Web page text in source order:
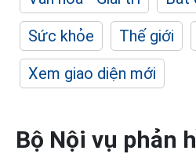
Sức khỏe
Thế giới
Xem giao diện mới
Bộ Nội vụ phản